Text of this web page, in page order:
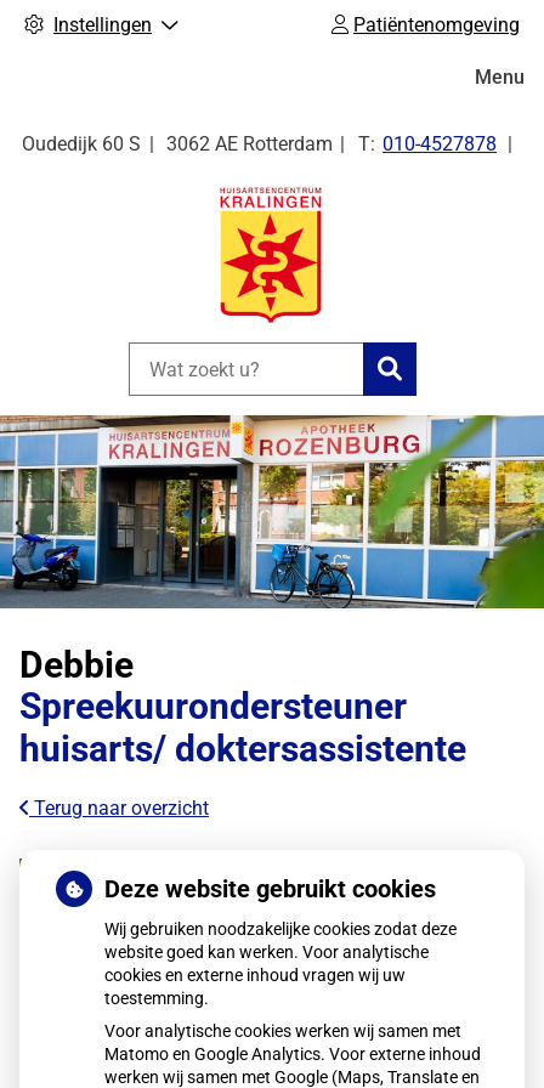
Instellingen Patiëntenomgeving
Oudedijk 60 S 3062 AE Rotterdam Tel:
010-4527878
Zoeken
Menu
Debbie
Spreekuurondersteuner
huisarts/ doktersassistente
Terug naar overzicht
Deze website gebruikt cookies
Wij gebruiken noodzakelijke cookies zodat deze
website goed kan werken. Voor analytische
cookies en externe inhoud vragen wij uw
toestemming.
Voor analytische cookies werken wij samen met
Matomo en Google Analytics. Voor externe inhoud
werken wij samen met Google (Maps, Translate en